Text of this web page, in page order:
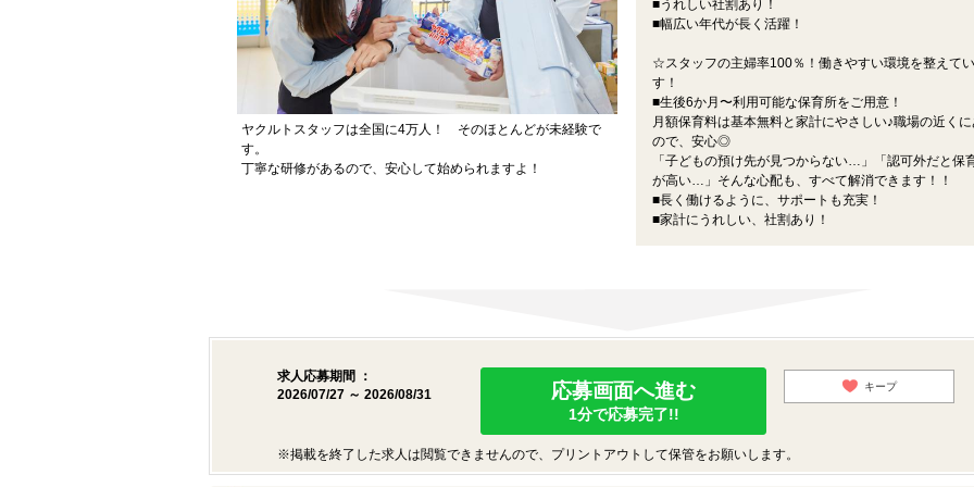
ヤクルトスタッフは全国に4万人！ そのほとんどが未経験で
す。
丁寧な研修があるので、安心して始められますよ！
■うれしい社割あり！
■幅広い年代が長く活躍！
☆スタッフの主婦率100％！働きやすい環境を整えて
す！
■生後6か月〜利用可能な保育所をご用意！
月額保育料は基本無料と家計にやさしい♪職場の近くに
ので、安心◎
「子どもの預け先が見つからない…」「認可外だと保
が高い…」そんな心配も、すべて解消できます！！
■長く働けるように、サポートも充実！
■家計にうれしい、社割あり！
求人応募期間 ：
2026/07/27 ～ 2026/08/31
応募画面へ進む
1分で応募完了!!
キープ
※掲載を終了した求人は閲覧できませんので、プリントアウトして保管をお願いします。